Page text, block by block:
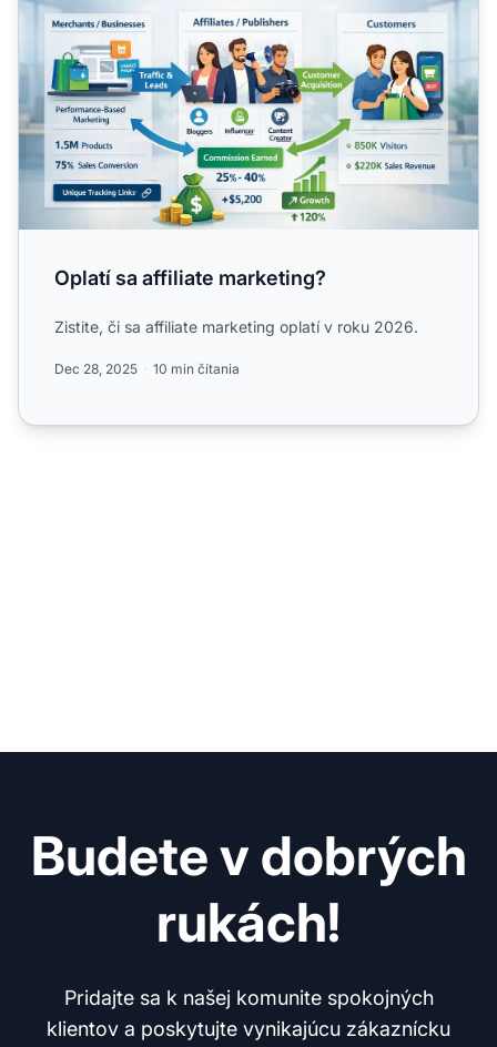
Oplatí sa affiliate marketing?
Zistite, či sa affiliate marketing oplatí v roku 2026.
Dec 28, 2025 10 min čítania
Budete v dobrých
rukách!
Pridajte sa k našej komunite spokojných
klientov a poskytujte vynikajúcu zákaznícku